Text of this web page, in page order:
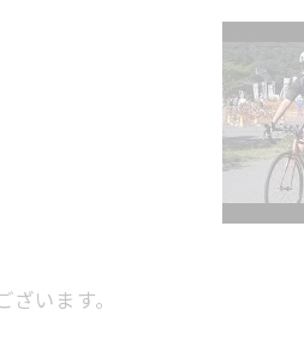
います。